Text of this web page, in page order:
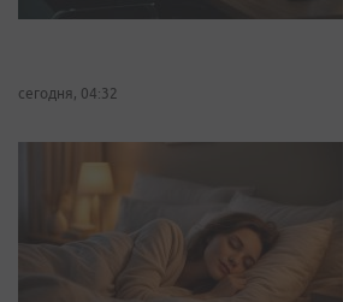
сегодня, 04:32